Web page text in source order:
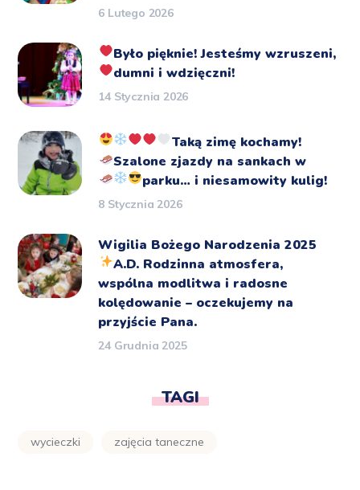
6 Lutego 2026
Było pięknie!Jesteśmy wzruszeni,
dumni i wdzięczni!
14 Stycznia 2026
Taką zimę kochamy!
Szalone zjazdy na sankach w
parku… i niesamowity kulig!
8 Stycznia 2026
Wigilia Bożego Narodzenia 2025
A.D. Rodzinna atmosfera,
wspólna modlitwa i radosne
kolędowanie – oczekujemy na
przyjście Pana.
24 Grudnia 2025
TAGI
wycieczki zajęcia taneczne